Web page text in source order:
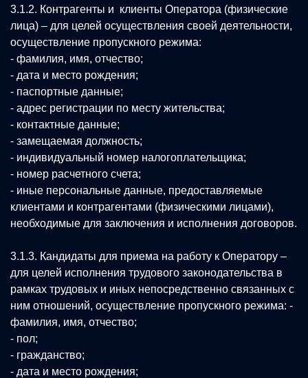
3.1.2. Контрагенты и клиенты Оператора (физические
лица) – для целей осуществления своей деятельности,
осуществление пропускного режима:
- фамилия, имя, отчество;
- дата и место рождения;
- паспортные данные;
- адрес регистрации по месту жительства;
- контактные данные;
- замещаемая должность;
- индивидуальный номер налогоплательщика;
- номер расчетного счета;
- иные персональные данные, предоставляемые
клиентами и контрагентами (физическими лицами),
необходимые для заключения и исполнения договоров.
3.1.3. Кандидаты для приема на работу к Оператору –
для целей исполнения трудового законодательства в
рамках трудовых и иных непосредственно связанных с
ним отношений, осуществление пропускного режима: -
фамилия, имя, отчество;
- пол;
- гражданство;
- дата и место рождения;